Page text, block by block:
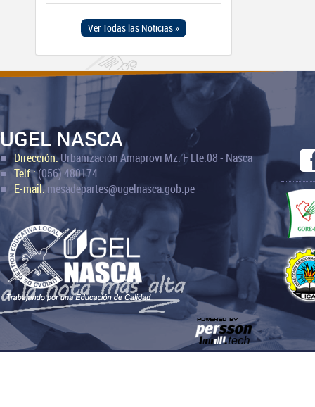
Ver Todas las Noticias »
UGEL NASCA
Dirección:Urbanización Amaprovi Mz: F Lte:08 - Nasca
Telf.:(056) 480174
E-mail:mesadepartes@ugelnasca.gob.pe